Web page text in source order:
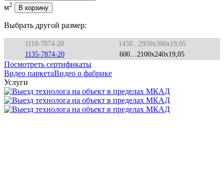
м2 В корзину
Выбрать другой размер:
1118-7874-20
1450...2950x300x19,05
1135-7874-20
600…2100x240x19,05
Посмотреть сертификаты
Видео паркетаВидео о фабрике
Услуги